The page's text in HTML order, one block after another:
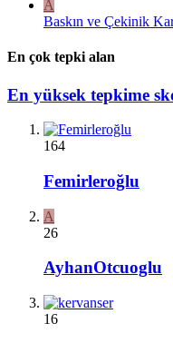
A
Baskın ve Çekinik
En çok tepki alan
En yüksek tepkime
164
Femirleroğlu
A
26
AyhanOtcuoglu
16